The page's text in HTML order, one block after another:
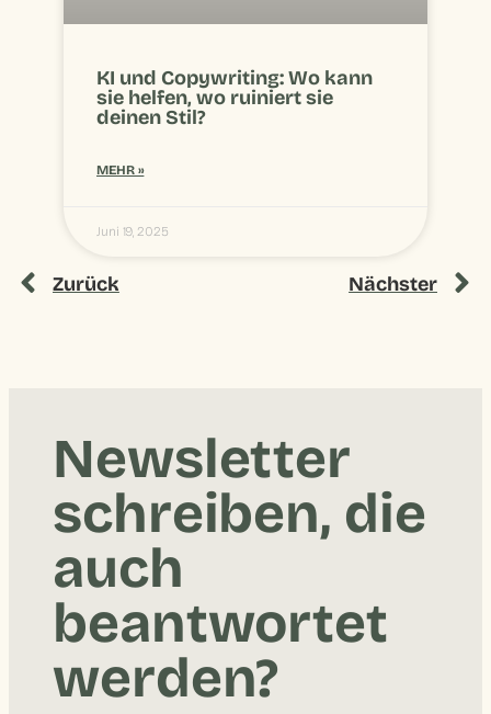
KI und Copywriting: Wo kann
sie helfen, wo ruiniert sie
deinen Stil?
MEHR »
Juni 19, 2025
Zurück Nächster
Newsletter
schreiben, die
auch
beantwortet
werden?